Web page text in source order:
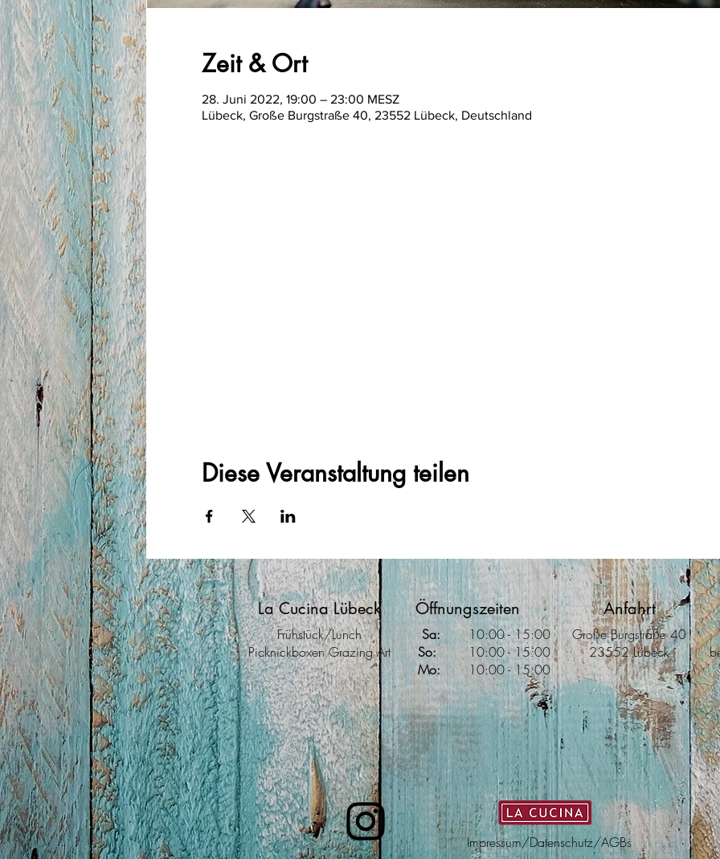
Zeit & Ort
28. Juni 2022, 19:00 – 23:00 MESZ
Lübeck, Große Burgstraße 40, 23552 Lübeck, Deutschland
Diese Veranstaltung teilen
La Cucina Lübeck
Frühstück/Lunch
Picknickboxen Grazing Art
Öffnungszeiten
Sa:10:00- 15:00
So:10:00 - 15:00
Mo:10:00 - 15:00
Anfahrt
Große Burgstraße 40
23552 Lübeck
Impressum/Datenschutz/AGBs